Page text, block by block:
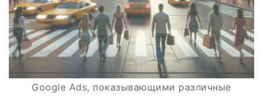
Google Ads, показывающими различные